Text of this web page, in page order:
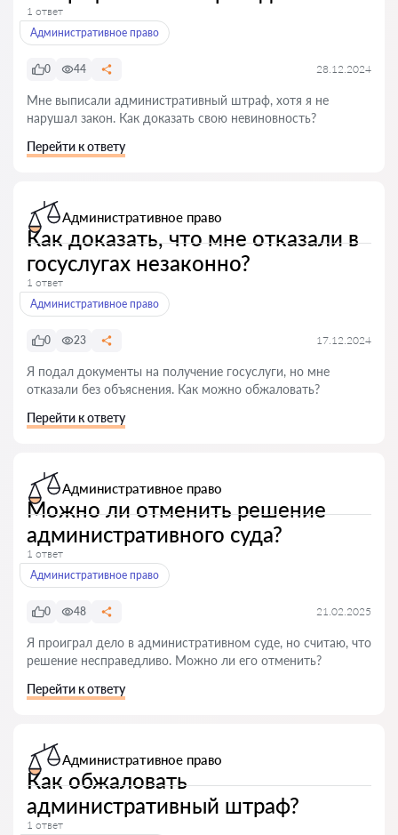
1 ответ
Административное право
0 44 28.12.2024
Мне выписали административный штраф, хотя я не
нарушал закон. Как доказать свою невиновность?
Перейти к ответу
Административное право
Как доказать, что мне отказали в
госуслугах незаконно?
1 ответ
Административное право
0 23 17.12.2024
Я подал документы на получение госуслуги, но мне
отказали без объяснения. Как можно обжаловать?
Перейти к ответу
Административное право
Можно ли отменить решение
административного суда?
1 ответ
Административное право
0 48 21.02.2025
Я проиграл дело в административном суде, но считаю, что
решение несправедливо. Можно ли его отменить?
Перейти к ответу
Административное право
Как обжаловать
административный штраф?
1 ответ